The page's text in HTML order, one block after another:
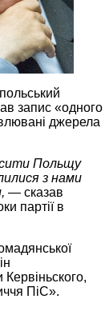
запис «одного
джерела
Польщу
з нами
— сказав
партії в
ПіС».